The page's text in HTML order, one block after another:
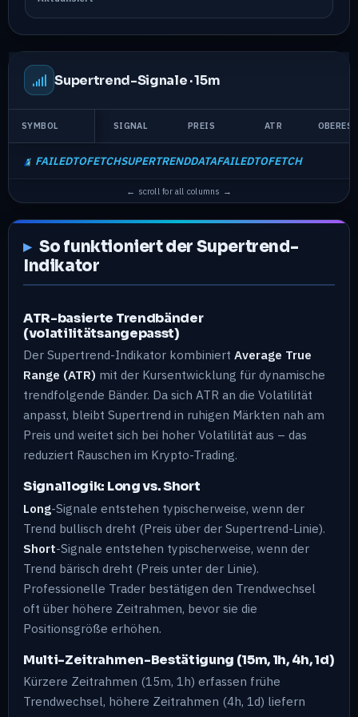
Supertrend-Signale ·15m
SYMBOL SIGNAL PREIS ATR OBERES
FAILEDTOFETCHSUPERTRENDDATAFAILEDTOFETCH
So funktioniert der Supertrend-
Indikator
ATR-basierte Trendbänder
(volatilitätsangepasst)
Der Supertrend-Indikator kombiniert Average True
Range (ATR) mit der Kursentwicklung für dynamische
trendfolgende Bänder. Da sich ATR an die Volatilität
anpasst, bleibt Supertrend in ruhigen Märkten nah am
Preis und weitet sich bei hoher Volatilität aus – das
reduziert Rauschen im Krypto-Trading.
Signallogik: Long vs. Short
Long-Signale entstehen typischerweise, wenn der
Trend bullisch dreht (Preis über der Supertrend-Linie).
Short-Signale entstehen typischerweise, wenn der
Trend bärisch dreht (Preis unter der Linie).
Professionelle Trader bestätigen den Trendwechsel
oft über höhere Zeitrahmen, bevor sie die
Positionsgröße erhöhen.
Multi-Zeitrahmen-Bestätigung (15m, 1h, 4h, 1d)
Kürzere Zeitrahmen (15m, 1h) erfassen frühe
Trendwechsel, höhere Zeitrahmen (4h, 1d) liefern